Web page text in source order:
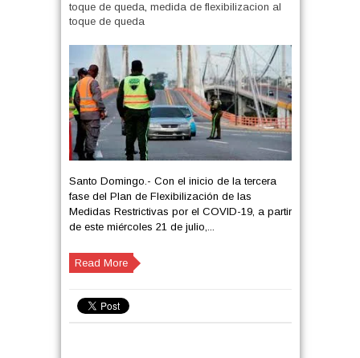
toque de queda, medida de flexibilizacion al
toque de queda
Santo Domingo.- Con el inicio de la tercera
fase del Plan de Flexibilización de las
Medidas Restrictivas por el COVID-19, a partir
de este miércoles 21 de julio,...
Read More